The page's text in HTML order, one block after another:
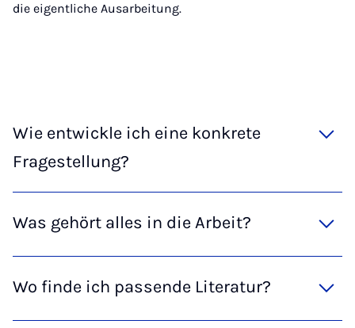
die eigentliche Ausarbeitung.
Wie entwickle ich eine konkrete
Fragestellung?
Was gehört alles in die Arbeit?
Wo finde ich passende Literatur?